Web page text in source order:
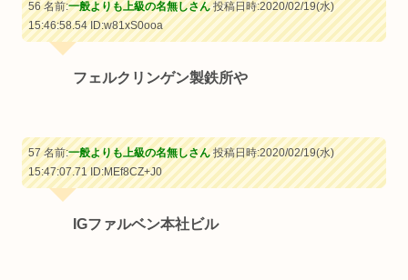
56 名前:一般よりも上級の名無しさん投稿日時:2020/02/19(水)
15:46:58.54ID:w81xS0ooa
フェルクリンゲン製鉄所や
57 名前:一般よりも上級の名無しさん投稿日時:2020/02/19(水)
15:47:07.71ID:MEf8CZ+J0
IGファルベン本社ビル